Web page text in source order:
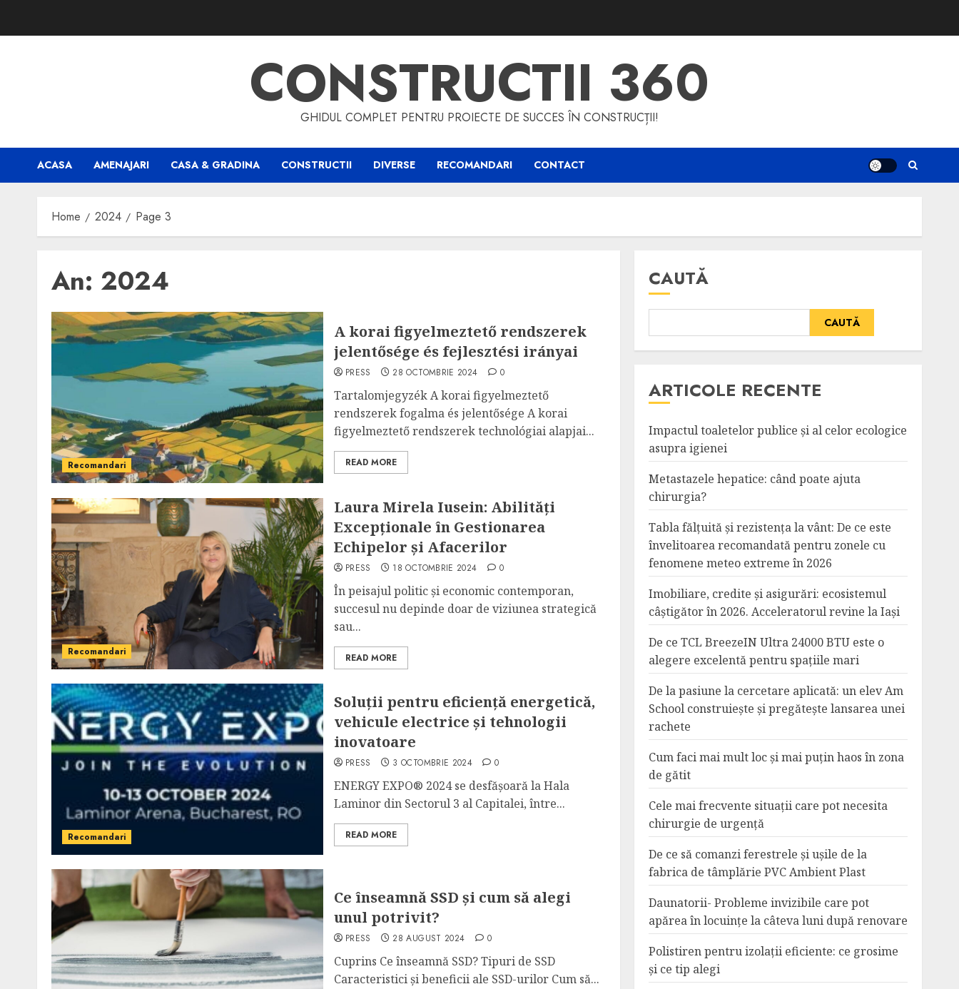
CONSTRUCTII 360
GHIDUL COMPLET PENTRU PROIECTE DE SUCCES ÎN CONSTRUCȚII!
ACASA AMENAJARI CASA & GRADINA CONSTRUCTII DIVERSE RECOMANDARI CONTACT
Home 2024 Page 3
An: 2024
Recomandari
A korai figyelmeztető rendszerek
jelentősége és fejlesztési irányai
PRESS 28 OCTOMBRIE 2024 0
Tartalomjegyzék A korai figyelmeztető
rendszerek fogalma és jelentősége A korai
figyelmeztető rendszerek technológiai alapjai...
READ MORE
Recomandari
Laura Mirela Iusein: Abilități
Excepționale în Gestionarea
Echipelor și Afacerilor
PRESS 18 OCTOMBRIE 2024 0
În peisajul politic și economic contemporan,
succesul nu depinde doar de viziunea strategică
sau...
READ MORE
Recomandari
Soluții pentru eficiență energetică,
vehicule electrice și tehnologii
inovatoare
PRESS 3 OCTOMBRIE 2024 0
ENERGY EXPO® 2024 se desfășoară la Hala
Laminor din Sectorul 3 al Capitalei, între...
READ MORE
Ce înseamnă SSD și cum să alegi
unul potrivit?
PRESS 28 AUGUST 2024 0
Cuprins Ce înseamnă SSD? Tipuri de SSD
Caracteristici și beneficii ale SSD-urilor Cum să...
CAUTĂ
CAUTĂ
ARTICOLE RECENTE
Impactul toaletelor publice și al celor ecologice
asupra igienei
Metastazele hepatice: când poate ajuta
chirurgia?
Tabla fălțuită și rezistența la vânt: De ce este
învelitoarea recomandată pentru zonele cu
fenomene meteo extreme în 2026
Imobiliare, credite și asigurări: ecosistemul
câștigător în 2026. Acceleratorul revine la Iași
De ce TCL BreezeIN Ultra 24000 BTU este o
alegere excelentă pentru spațiile mari
De la pasiune la cercetare aplicată: un elev Am
School construiește și pregătește lansarea unei
rachete
Cum faci mai mult loc și mai puțin haos în zona
de gătit
Cele mai frecvente situații care pot necesita
chirurgie de urgență
De ce să comanzi ferestrele și ușile de la
fabrica de tâmplărie PVC Ambient Plast
Daunatorii- Probleme invizibile care pot
apărea în locuințe la câteva luni după renovare
Polistiren pentru izolații eficiente: ce grosime
și ce tip alegi